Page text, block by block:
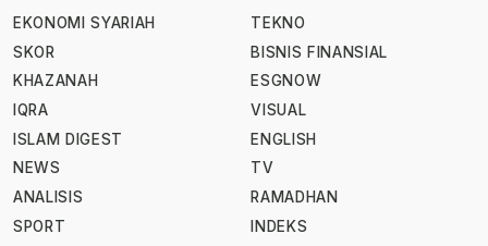
EKONOMI SYARIAH
SKOR
KHAZANAH
IQRA
ISLAM DIGEST
NEWS
ANALISIS
SPORT
TEKNO
BISNIS FINANSIAL
ESGNOW
VISUAL
ENGLISH
TV
RAMADHAN
INDEKS